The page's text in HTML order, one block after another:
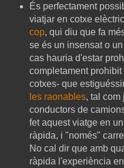
És perfectament
viatjar en cotxe
cop, qui diu que fa
se és un insensat o
cas hauria d'estar
completament
cotxes- que
les raonables, tal com
conductors de
fet aquest viatge en
ràpida, i "només"
No cal dir que amb
ràpida l'experiència